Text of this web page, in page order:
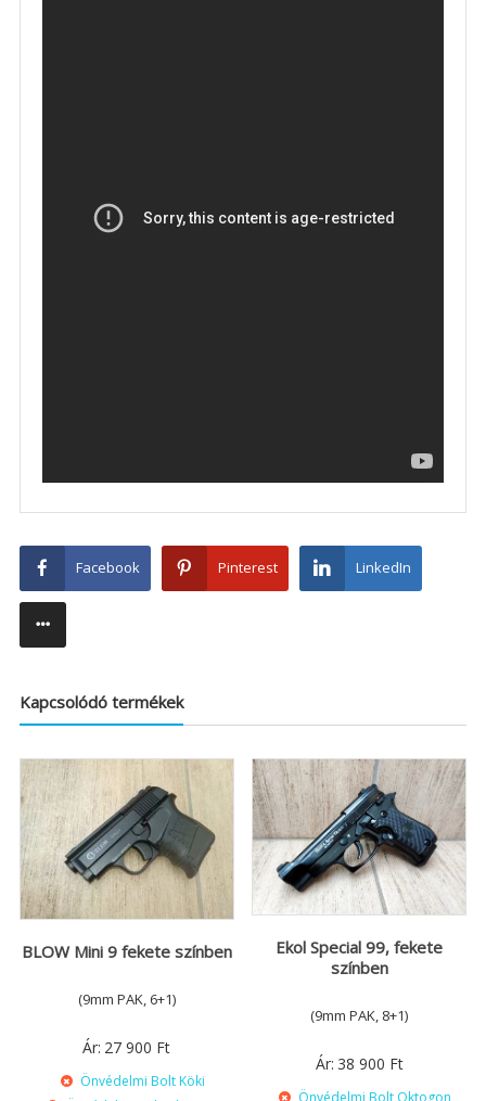
Facebook Pinterest LinkedIn
Kapcsolódó termékek
BLOW Mini 9 fekete színben
(9mm PAK, 6+1)
Ár: 27 900 Ft
Önvédelmi Bolt Köki
Ekol Special 99, fekete
színben
(9mm PAK, 8+1)
Ár: 38 900 Ft
Önvédelmi Bolt Oktogon